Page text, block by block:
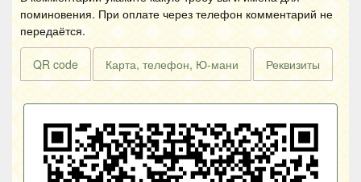
поминовения. При оплате через телефон комментарий не
передаётся.
QR code Карта, телефон, Ю-мани Реквизиты